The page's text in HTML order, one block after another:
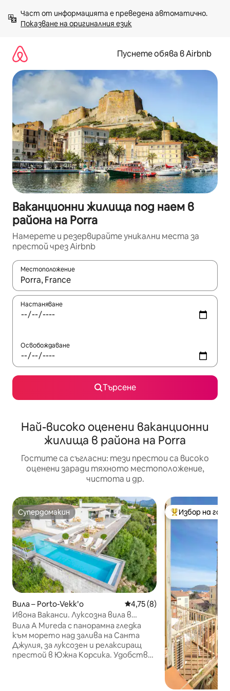
към
съдържанието
Показване на оригиналния език
Пуснете обява в Airbnb
Ваканционни жилища под наем в
района на Porra
Намерете и резервирайте уникални места за
престой чрез Airbnb
Местоположение
Когато резултатите се покажат, използвайте
Настаняване
Освобождаване
Търсене
Най-високо оценени ваканционни
жилища в района на Porra
Гостите са съгласни: тези престои са високо
оценени заради тяхното местоположение,
чистота и др.
Супердомакин
Супердомакин
Вила – Porto-Vekkʹo Средна оценка: 4,75 от 5,
4,75 (8)
Ивона Ваканси. Луксозна вила в
Санта Джулия
Вила A Mureda с панорамна гледка
към морето над залива на Санта
Джулия, за луксозен и релаксиращ
престой в Южна Корсика. Удобства:
Най-популярен
Избор на